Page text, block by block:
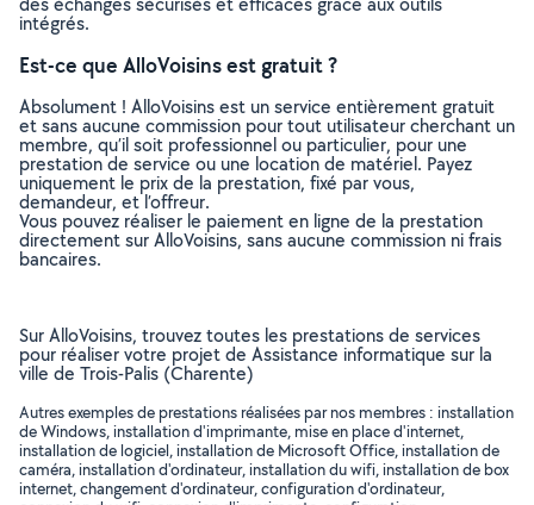
intégrés.
Est-ce que AlloVoisins est gratuit ?
Absolument ! AlloVoisins est un service entièrement gratuit
et sans aucune commission pour tout utilisateur cherchant un
membre, qu’il soit professionnel ou particulier, pour une
prestation de service ou une location de matériel. Payez
uniquement le prix de la prestation, fixé par vous,
demandeur, et l’offreur.
Vous pouvez réaliser le paiement en ligne de la prestation
directement sur AlloVoisins, sans aucune commission ni frais
bancaires.
Sur AlloVoisins, trouvez toutes les prestations de services
pour réaliser votre projet de Assistance informatique sur la
ville de Trois-Palis (Charente)
Autres exemples de prestations réalisées par nos membres : installation
de Windows, installation d'imprimante, mise en place d'internet,
installation de logiciel, installation de Microsoft Office, installation de
caméra, installation d'ordinateur, installation du wifi, installation de box
internet, changement d'ordinateur, configuration d'ordinateur,